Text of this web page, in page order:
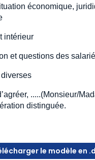
économique,
intérieur
et questions des
.....(Monsieur/
distinguée.
le modèle en